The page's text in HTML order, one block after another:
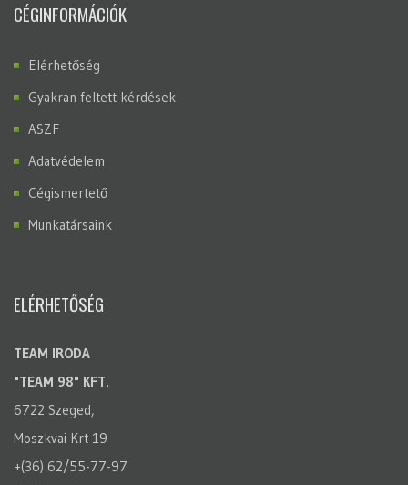
CÉGINFORMÁCIÓK
Elérhetőség
Gyakran feltett kérdések
ASZF
Adatvédelem
Cégismertető
Munkatársaink
ELÉRHETŐSÉG
TEAM IRODA
"TEAM 98" KFT.
6722 Szeged,
Moszkvai Krt 19
+(36) 62/55-77-97